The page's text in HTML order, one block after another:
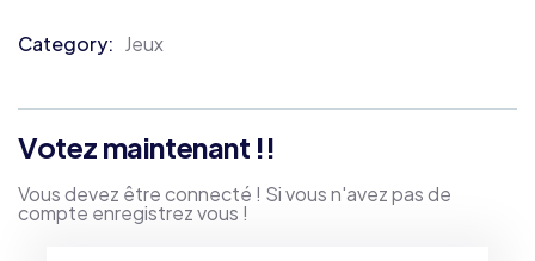
Category: Jeux
Votez maintenant !!
Vous devez être connecté ! Si vous n'avez pas de
compte enregistrez vous !